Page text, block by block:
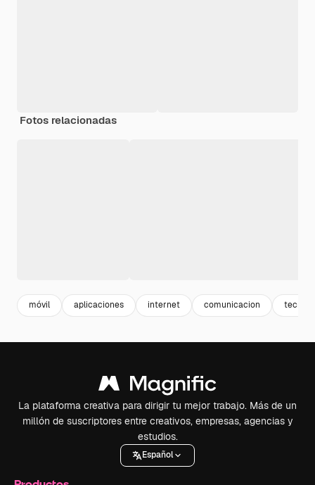
Fotos relacionadas
móvil aplicaciones internet comunicacion
La plataforma creativa para dirigir tu mejor trabajo. Más de un
millón de suscriptores entre creativos, empresas, agencias y
estudios.
Español